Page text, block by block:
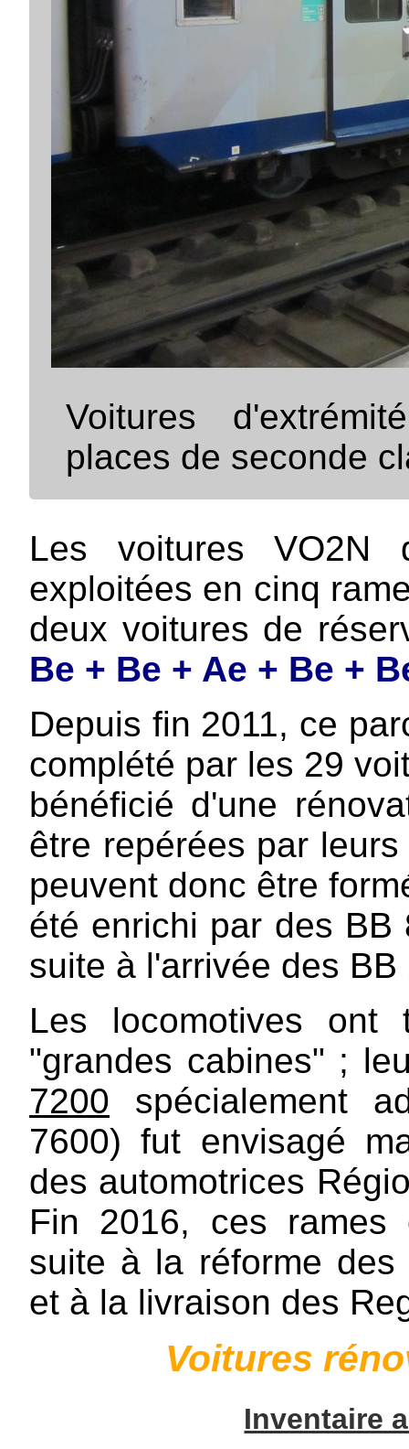
Voitures
places de seconde
Les voitures
exploitées en cinq
deux voitures de
Be + Be + Ae + Be +
Depuis fin 2011, ce
complété par les 29
bénéficié d'une
être repérées par
peuvent donc être
été enrichi par des
suite à l'arrivée des BB
Les locomotives
"grandes cabines" ;
7200 spécialement
7600) fut envisagé
des automotrices
Fin 2016, ces
suite à la réforme
et à la livraison des
Voitures
Inventaire